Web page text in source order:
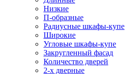
Низкие
П-образные
Радиусные шкафы-купе
Широкие
Угловые шкафы-купе
Закругленный фасад
Количество дверей
2-х дверные